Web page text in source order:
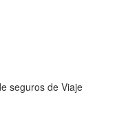
seguros de Viaje